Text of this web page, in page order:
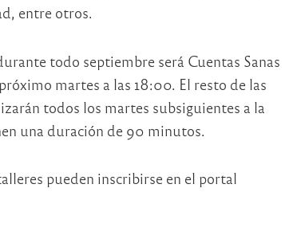
entre otros.
todo septiembre será Cuentas Sanas
martes a las 18:00. El resto de las
todos los martes subsiguientes a la
una duración de 90 minutos.
pueden inscribirse en el portal